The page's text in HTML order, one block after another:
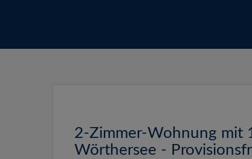
2-Zimmer-Wohnung mit
Wörthersee -